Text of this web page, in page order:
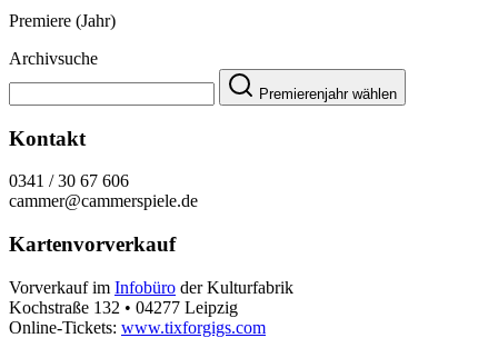
Premiere (Jahr)
Archivsuche
Premierenjahr wählen
Kontakt
0341 / 30 67 606
cammer@cammerspiele.de
Kartenvorverkauf
Vorverkauf im Infobüro der Kulturfabrik
Kochstraße 132 • 04277 Leipzig
Online-Tickets: www.tixforgigs.com